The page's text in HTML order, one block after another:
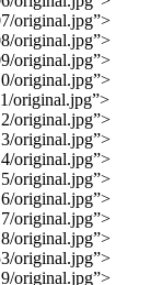
original.jpg”>
original.jpg”>
original.jpg”>
original.jpg”>
original.jpg”>
original.jpg”>
original.jpg”>
original.jpg”>
original.jpg”>
original.jpg”>
original.jpg”>
original.jpg”>
original.jpg”>
original.jpg”>